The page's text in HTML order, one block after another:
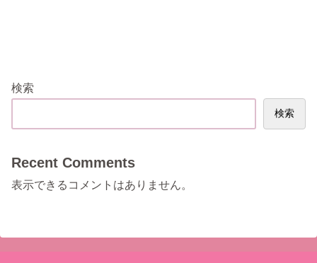
検索
検索
Recent Comments
表示できるコメントはありません。